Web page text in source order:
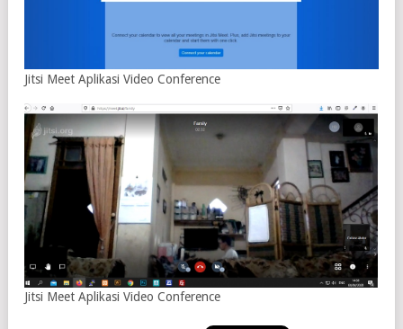
Jitsi Meet Aplikasi Video Conference
Jitsi Meet Aplikasi Video Conference